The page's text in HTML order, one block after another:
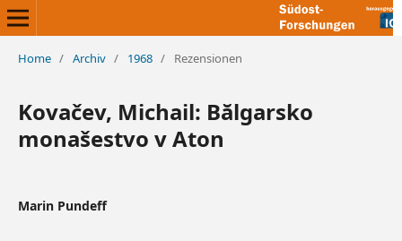
Home / Archiv / 1968 / Rezensionen
Kovačev, Michail: Bălgarsko
monašestvo v Aton
Marin Pundeff